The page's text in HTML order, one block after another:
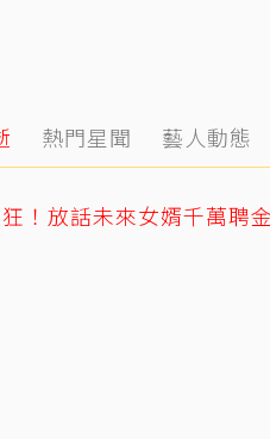
熱門星聞 藝人動態
！放話未來女婿千萬聘